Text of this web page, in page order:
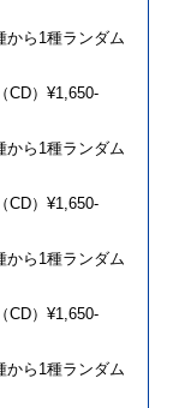
から1種ランダム
CD）¥1,650-
から1種ランダム
CD）¥1,650-
から1種ランダム
CD）¥1,650-
から1種ランダム